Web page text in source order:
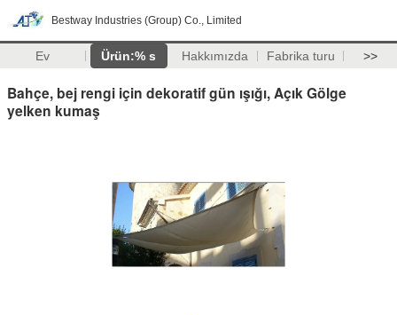
Bestway Industries (Group) Co., Limited
Ev Ürün:% s Hakkımızda Fabrika turu >>
Bahçe, bej rengi için dekoratif gün ışığı, Açık Gölge
yelken kumaş